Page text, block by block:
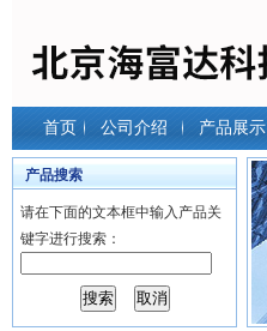
首页 公司介绍 产品展示
产品搜索
请在下面的文本框中输入产品关
键字进行搜索：